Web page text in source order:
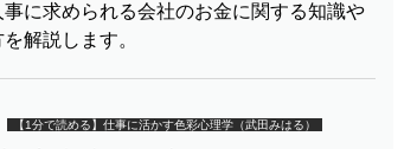
事に求められる会社のお金に関する知識や
解説します。
【1分で読める】仕事に活かす色彩心理学（武田みはる）